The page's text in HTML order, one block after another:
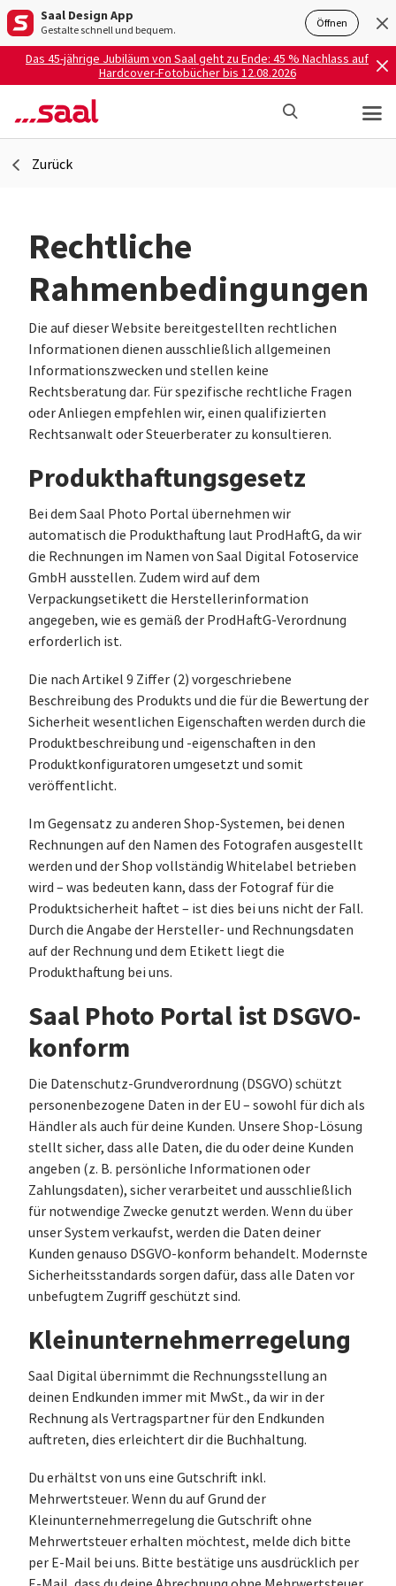
Saal Design App
Gestalte schnell und bequem. Öffnen
Das 45-jährige Jubiläum von Saal geht zu Ende: 45 % Nachlass auf
Hardcover-Fotobücher bis 12.08.2026
Zurück
Rechtliche
Rahmenbedingungen
Die auf dieser Website bereitgestellten rechtlichen
Informationen dienen ausschließlich allgemeinen
Informationszwecken und stellen keine
Rechtsberatung dar. Für spezifische rechtliche Fragen
oder Anliegen empfehlen wir, einen qualifizierten
Rechtsanwalt oder Steuerberater zu konsultieren.
Produkthaftungsgesetz
Bei dem Saal Photo Portal übernehmen wir
automatisch die Produkthaftung laut ProdHaftG, da wir
die Rechnungen im Namen von Saal Digital Fotoservice
GmbH ausstellen. Zudem wird auf dem
Verpackungsetikett die Herstellerinformation
angegeben, wie es gemäß der ProdHaftG-Verordnung
erforderlich ist.
Die nach Artikel 9 Ziffer (2) vorgeschriebene
Beschreibung des Produkts und die für die Bewertung der
Sicherheit wesentlichen Eigenschaften werden durch die
Produktbeschreibung und -eigenschaften in den
Produktkonfiguratoren umgesetzt und somit
veröffentlicht.
Im Gegensatz zu anderen Shop-Systemen, bei denen
Rechnungen auf den Namen des Fotografen ausgestellt
werden und der Shop vollständig Whitelabel betrieben
wird – was bedeuten kann, dass der Fotograf für die
Produktsicherheit haftet – ist dies bei uns nicht der Fall.
Durch die Angabe der Hersteller- und Rechnungsdaten
auf der Rechnung und dem Etikett liegt die
Produkthaftung bei uns.
Saal Photo Portal ist DSGVO-
konform
Die Datenschutz-Grundverordnung (DSGVO) schützt
personenbezogene Daten in der EU – sowohl für dich als
Händler als auch für deine Kunden. Unsere Shop-Lösung
stellt sicher, dass alle Daten, die du oder deine Kunden
angeben (z. B. persönliche Informationen oder
Zahlungsdaten), sicher verarbeitet und ausschließlich
für notwendige Zwecke genutzt werden. Wenn du über
unser System verkaufst, werden die Daten deiner
Kunden genauso DSGVO-konform behandelt. Modernste
Sicherheitsstandards sorgen dafür, dass alle Daten vor
unbefugtem Zugriff geschützt sind.
Kleinunternehmerregelung
Saal Digital übernimmt die Rechnungsstellung an
deinen Endkunden immer mit MwSt., da wir in der
Rechnung als Vertragspartner für den Endkunden
auftreten, dies erleichtert dir die Buchhaltung.
Du erhältst von uns eine Gutschrift inkl.
Mehrwertsteuer. Wenn du auf Grund der
Kleinunternehmerregelung die Gutschrift ohne
Mehrwertsteuer erhalten möchtest, melde dich bitte
per E-Mail bei uns. Bitte bestätige uns ausdrücklich per